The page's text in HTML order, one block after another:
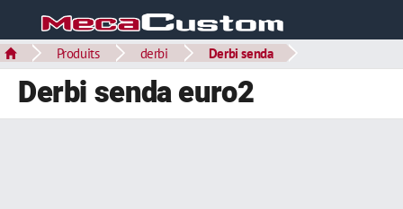
Produits derbi Derbi senda
Derbi senda euro2